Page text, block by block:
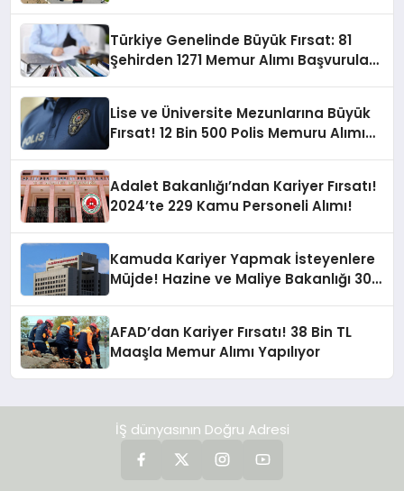
Türkiye Genelinde Büyük Fırsat: 81
Şehirden 1271 Memur Alımı Başvuruları
Lise ve Üniversite Mezunlarına Büyük
Fırsat! 12 Bin 500 Polis Memuru Alımı
Adalet Bakanlığı’ndan Kariyer Fırsatı!
2024’te 229 Kamu Personeli Alımı!
Kamuda Kariyer Yapmak İsteyenlere
Müjde! Hazine ve Maliye Bakanlığı 300
AFAD’dan Kariyer Fırsatı! 38 Bin TL
Maaşla Memur Alımı Yapılıyor
İŞ dünyasının Doğru Adresi